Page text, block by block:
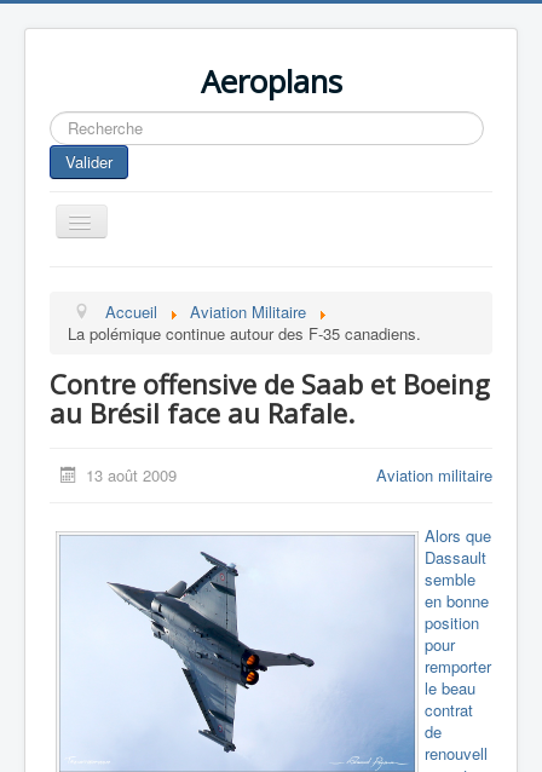
Aeroplans
Rechercher
Valider
Toggle
Navigation
Aviation Commerciale
Aviation Militaire
Drones
Accueil
Aviation Militaire
La polémique continue autour des F-35 canadiens.
Contre offensive de Saab et Boeing
au Brésil face au Rafale.
13 août 2009 Aviation militaire
Alors que
Dassault
semble
en bonne
position
pour
remporter
le beau
contrat
de
renouvell